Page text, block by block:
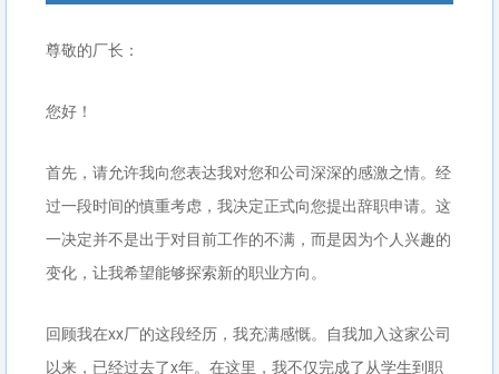
尊敬的厂长：
您好！
首先，请允许我向您表达我对您和公司深深的感激之情。经
过一段时间的慎重考虑，我决定正式向您提出辞职申请。这
一决定并不是出于对目前工作的不满，而是因为个人兴趣的
变化，让我希望能够探索新的职业方向。
回顾我在xx厂的这段经历，我充满感慨。自我加入这家公司
以来，已经过去了x年。在这里，我不仅完成了从学生到职